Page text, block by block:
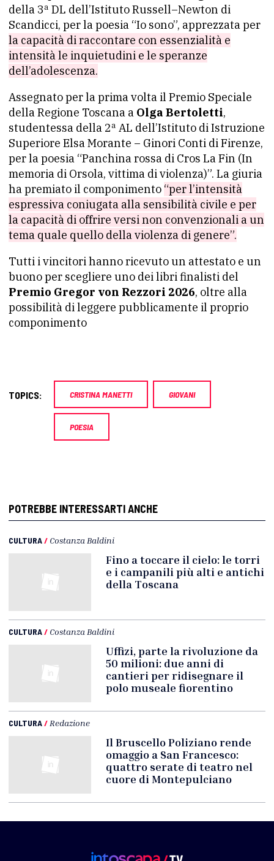
della 3ª DL dell’Istituto Russell–Newton di
Scandicci, per la poesia “Io sono”, apprezzata per
la capacità di raccontare con essenzialità e
intensità le inquietudini e le speranze
dell’adolescenza.
Assegnato per la prima volta il Premio Speciale
della Regione Toscana a Olga Bertoletti,
studentessa della 2ª AL dell’Istituto di Istruzione
Superiore Elsa Morante – Ginori Conti di Firenze,
per la poesia “Panchina rossa di Cros La Fin (In
memoria di Orsola, vittima di violenza)”. La giuria
ha premiato il componimento “per l’intensità
espressiva coniugata alla sensibilità civile e per
la capacità di offrire versi non convenzionali a un
tema quale quello della violenza di genere”.
Tutti i vincitori hanno ricevuto un attestato e un
buono per scegliere uno dei libri finalisti del
Premio Gregor von Rezzori 2026, oltre alla
possibilità di leggere pubblicamente il proprio
componimento
TOPICS: CRISTINA MANETTI GIOVANI
POESIA
POTREBBE INTERESSARTI ANCHE
CULTURA/ Costanza Baldini
Fino a toccare il cielo: le torri
e i campanili più alti e antichi
della Toscana
CULTURA/ Costanza Baldini
Uffizi, parte la rivoluzione da
50 milioni: due anni di
cantieri per ridisegnare il
polo museale fiorentino
CULTURA/ Redazione
Il Bruscello Poliziano rende
omaggio a San Francesco:
quattro serate di teatro nel
cuore di Montepulciano